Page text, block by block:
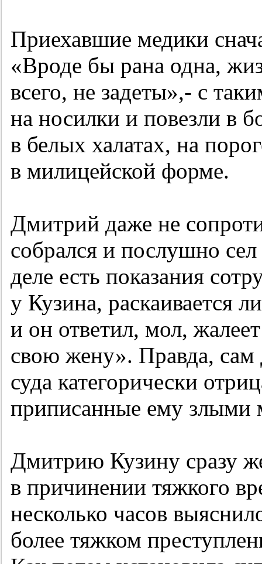
Приехавшие медики
«Вроде бы рана одна,
всего, не задеты»,- с
на носилки и повезли в
в белых халатах, на
в милицейской форме.
Дмитрий даже не
собрался и послушно
деле есть показания
у Кузина, раскаивается
и он ответил, мол,
свою жену». Правда,
суда категорически
приписанные ему злыми
Дмитрию Кузину сразу
в причинении тяжкого
несколько часов
более тяжком